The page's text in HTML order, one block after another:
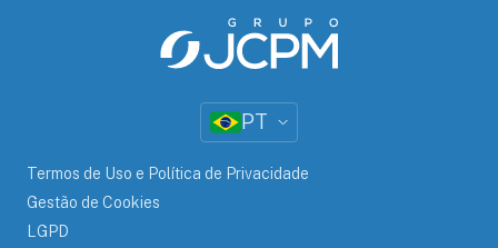
PT
Termos de Uso e Política de Privacidade
Gestão de Cookies
LGPD